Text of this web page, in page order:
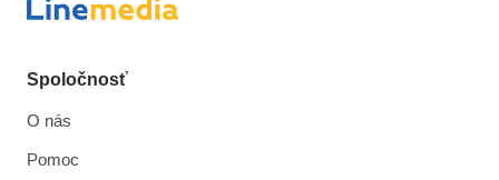
Spoločnosť
O nás
Pomoc